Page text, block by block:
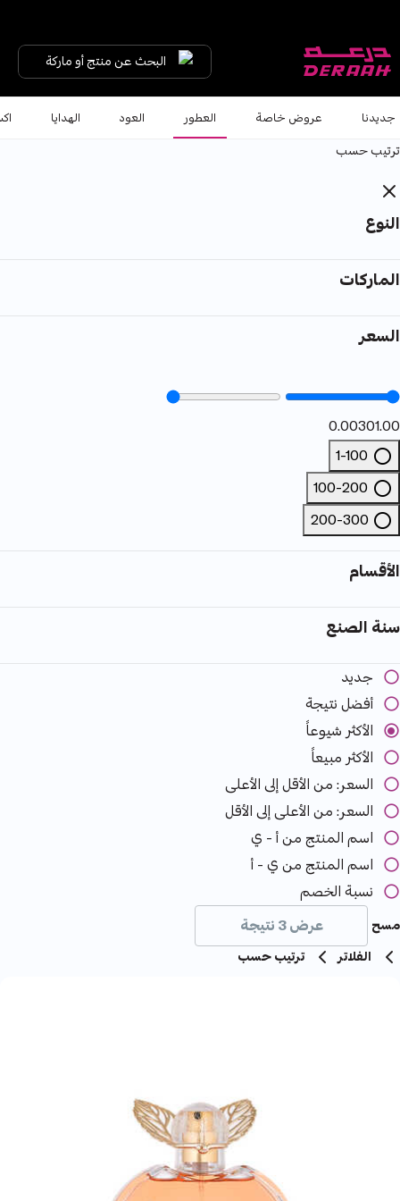
البحث عن منتج أو ماركة
جديدنا عروض خاصة العطور العود الهدايا
ترتيب حسب
النوع
الماركات
السعر
0.00301.00
1-100
Refine by السعر: 1-100
100-200
Refine by السعر: 100-200
200-300
الأقسام
سنة الصنع
جديد
أفضل نتيجة
الأكثر شيوعاً
الأكثر مبيعاً
السعر: من الأقل إلى الأعلى
السعر: من الأعلى إلى الأقل
اسم المنتج من أ - ي
اسم المنتج من ي - أ
نسبة الخصم
عرض 3 نتيجة
مسح
الفلاتر
ترتيب حسب